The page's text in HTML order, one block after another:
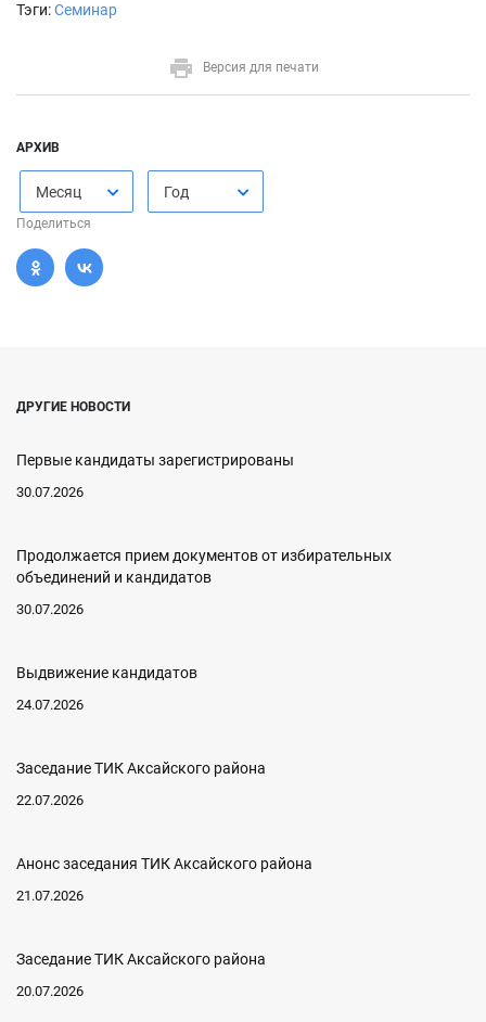
Тэги:Семинар
Версия для печати
АРХИВ
Месяц Год
Поделиться
ДРУГИЕ НОВОСТИ
Первые кандидаты зарегистрированы
30.07.2026
Продолжается прием документов от избирательных
объединений и кандидатов
30.07.2026
Выдвижение кандидатов
24.07.2026
Заседание ТИК Аксайского района
22.07.2026
Анонс заседания ТИК Аксайского района
21.07.2026
Заседание ТИК Аксайского района
20.07.2026